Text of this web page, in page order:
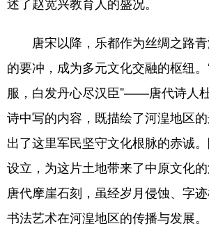
唐宋以降，乐都作为丝绸之路青
的要冲，成为多元文化交融的枢纽
服，白发丹心尽汉臣”——唐代诗人
诗中写的内容，既描绘了河湟地区
出了这里军民坚守文化根脉的赤诚
设立，为这片土地带来了中原文化
唐代摩崖石刻，虽经岁月侵蚀、字
书法艺术在河湟地区的传播与发展。